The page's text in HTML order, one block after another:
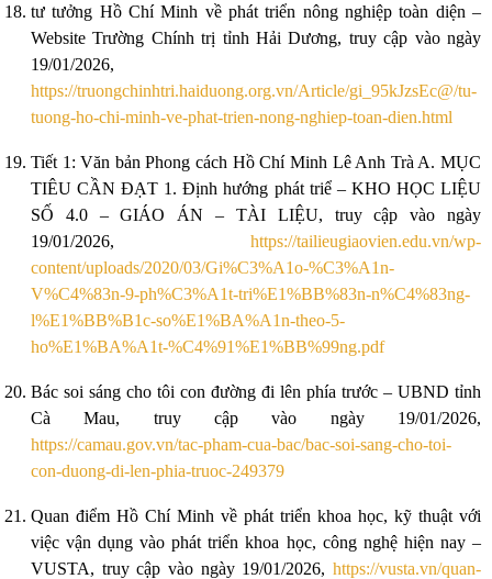
tư tưởng Hồ Chí Minh về phát triển nông nghiệp toàn diện –
Website Trường Chính trị tỉnh Hải Dương, truy cập vào ngày
19/01/2026,
https://truongchinhtri.haiduong.org.vn/Article/gi_95kJzsEc@/tu-
tuong-ho-chi-minh-ve-phat-trien-nong-nghiep-toan-dien.html
Tiết 1: Văn bản Phong cách Hồ Chí Minh Lê Anh Trà A. MỤC
TIÊU CẦN ĐẠT 1. Định hướng phát triể – KHO HỌC LIỆU
SỐ 4.0 – GIÁO ÁN – TÀI LIỆU, truy cập vào ngày
19/01/2026, https://tailieugiaovien.edu.vn/wp-
content/uploads/2020/03/Gi%C3%A1o-%C3%A1n-
V%C4%83n-9-ph%C3%A1t-tri%E1%BB%83n-n%C4%83ng-
l%E1%BB%B1c-so%E1%BA%A1n-theo-5-
ho%E1%BA%A1t-%C4%91%E1%BB%99ng.pdf
Bác soi sáng cho tôi con đường đi lên phía trước – UBND tỉnh
Cà Mau, truy cập vào ngày 19/01/2026,
https://camau.gov.vn/tac-pham-cua-bac/bac-soi-sang-cho-toi-
con-duong-di-len-phia-truoc-249379
Quan điểm Hồ Chí Minh về phát triển khoa học, kỹ thuật với
việc vận dụng vào phát triển khoa học, công nghệ hiện nay –
VUSTA, truy cập vào ngày 19/01/2026, https://vusta.vn/quan-